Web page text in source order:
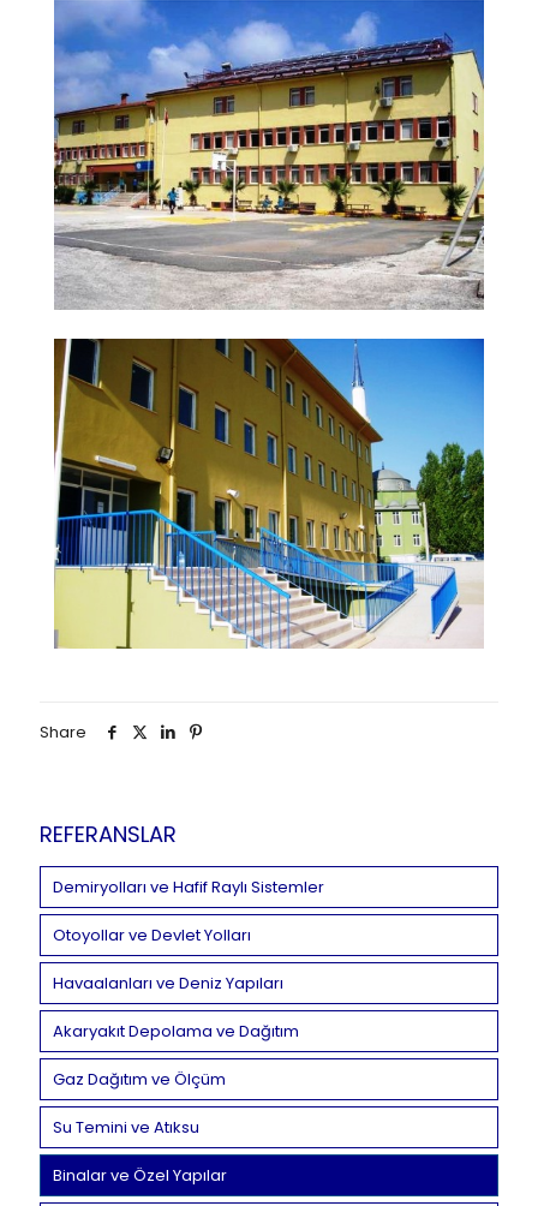
Share
REFERANSLAR
Demiryolları ve Hafif Raylı Sistemler
Otoyollar ve Devlet Yolları
Havaalanları ve Deniz Yapıları
Akaryakıt Depolama ve Dağıtım
Gaz Dağıtım ve Ölçüm
Su Temini ve Atıksu
Binalar ve Özel Yapılar